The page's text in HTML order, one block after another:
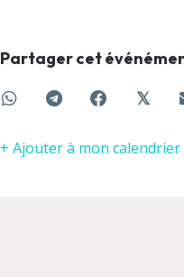
Partager cet
𝕏
+ Ajouter à mon calendrier